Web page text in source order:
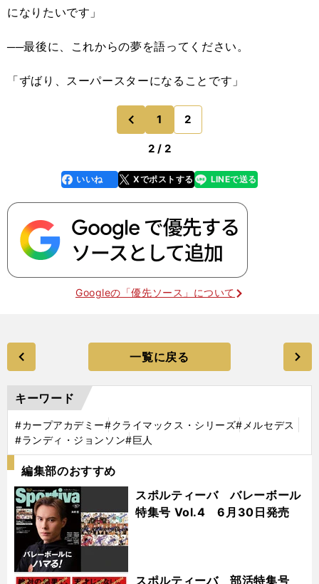
になりたいです」
──最後に、これからの夢を語ってください。
「ずばり、スーパースターになることです」
前
1 2
2 / 2
faceboo
k
いいね Xでポストする
line LINEで送る
Googleの「優先ソース」について
一覧に戻る
キーワード
#カープアカデミー#クライマックス・シリーズ#メルセデス
#ランディ・ジョンソン#巨人
編集部のおすすめ
スポルティーバ バレーボール
特集号 Vol.4 6月30日発売
スポルティーバ 部活特集号